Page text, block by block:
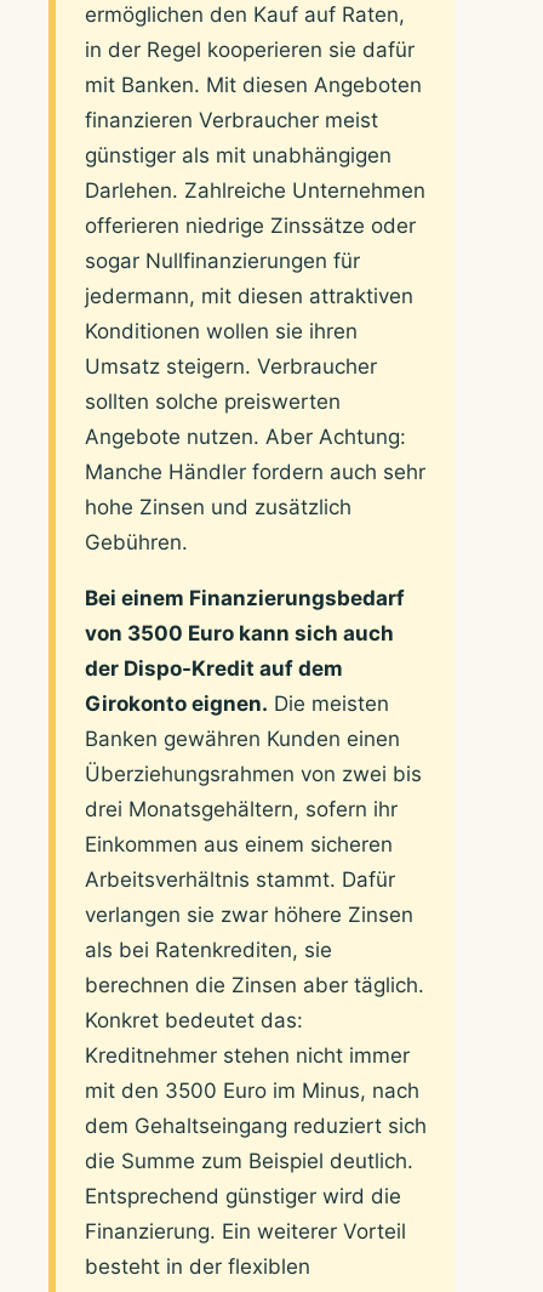
ermöglichen den Kauf auf Raten,
in der Regel kooperieren sie dafür
mit Banken. Mit diesen Angeboten
finanzieren Verbraucher meist
günstiger als mit unabhängigen
Darlehen. Zahlreiche Unternehmen
offerieren niedrige Zinssätze oder
sogar Nullfinanzierungen für
jedermann, mit diesen attraktiven
Konditionen wollen sie ihren
Umsatz steigern. Verbraucher
sollten solche preiswerten
Angebote nutzen. Aber Achtung:
Manche Händler fordern auch sehr
hohe Zinsen und zusätzlich
Gebühren.
Bei einem Finanzierungsbedarf
von 3500 Euro kann sich auch
der Dispo-Kredit auf dem
Girokonto eignen. Die meisten
Banken gewähren Kunden einen
Überziehungsrahmen von zwei bis
drei Monatsgehältern, sofern ihr
Einkommen aus einem sicheren
Arbeitsverhältnis stammt. Dafür
verlangen sie zwar höhere Zinsen
als bei Ratenkrediten, sie
berechnen die Zinsen aber täglich.
Konkret bedeutet das:
Kreditnehmer stehen nicht immer
mit den 3500 Euro im Minus, nach
dem Gehaltseingang reduziert sich
die Summe zum Beispiel deutlich.
Entsprechend günstiger wird die
Finanzierung. Ein weiterer Vorteil
besteht in der flexiblen